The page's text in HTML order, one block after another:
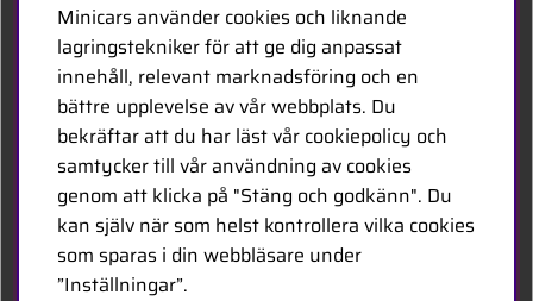
Bli återförsäljare
Bli leverantör
Jobba hos oss
FÖLJ OSS
Facebook
Minicars använder cookies och liknande
lagringstekniker för att ge dig anpassat
innehåll, relevant marknadsföring och en
bättre upplevelse av vår webbplats. Du
bekräftar att du har läst vår cookiepolicy och
samtycker till vår användning av cookies
genom att klicka på "Stäng och godkänn". Du
kan själv när som helst kontrollera vilka cookies
som sparas i din webbläsare under
”Inställningar”.